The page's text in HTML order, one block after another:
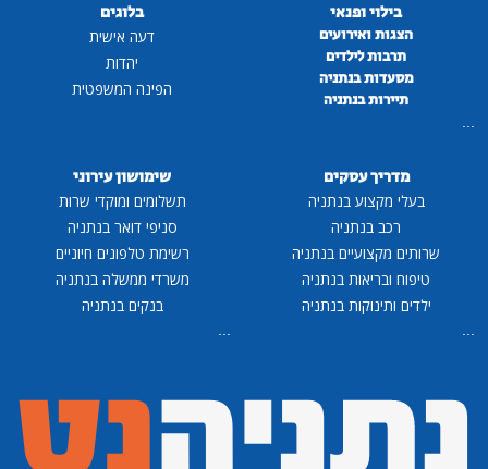
בילוי ופנאי
הצגות ואירועים
תרבות לילדים
מסעדות בנתניה
תיירות בנתניה
...
בלוגים
דעה אישית
יהדות
הפינה המשפטית
מדריך עסקים
בעלי מקצוע בנתניה
רכב בנתניה
שרותים מקצועיים בנתניה
טיפוח ובריאות בנתניה
ילדים ותינוקות בנתניה
...
שימושון עירוני
תשלומים ומוקדי שרות
סניפי דואר בנתניה
רשימת טלפונים חיוניים
משרדי ממשלה בנתניה
בנקים בנתניה
...